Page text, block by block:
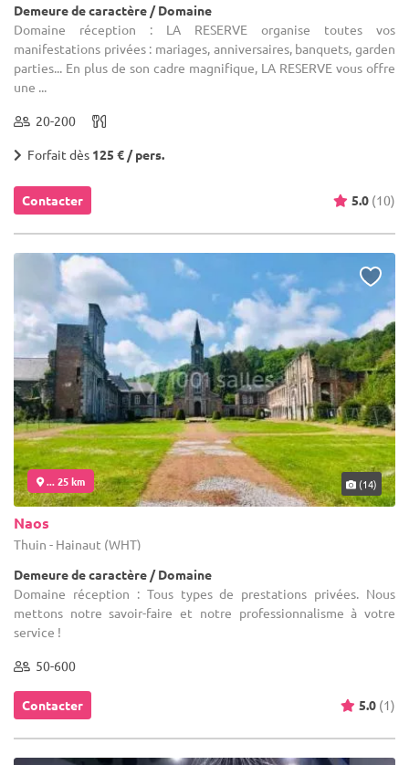
Demeure de caractère / Domaine
Domaine réception : LA RESERVE organise toutes vos
manifestations privées : mariages, anniversaires, banquets, garden
parties... En plus de son cadre magnifique, LA RESERVE vous offre
une ...
20-200
Forfait dès 125 € / pers.
Contacter 5.0 (10)
... 25 km (14)
Naos
Thuin - Hainaut (WHT)
Demeure de caractère / Domaine
Domaine réception : Tous types de prestations privées. Nous
mettons notre savoir-faire et notre professionnalisme à votre
service !
50-600
Contacter 5.0 (1)